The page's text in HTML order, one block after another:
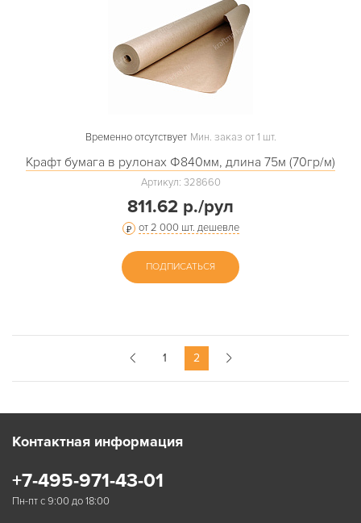
Временно отсутствует Мин. заказ от 1 шт.
Крафт бумага в рулонах Ф840мм, длина 75м (70гр/м)
Артикул: 328660
811.62 р./рул
от 2 000 шт. дешевле
ПОДПИСАТЬСЯ
1 2
Контактная информация
+7-495-971-43-01
Пн-пт с 9:00 до 18:00